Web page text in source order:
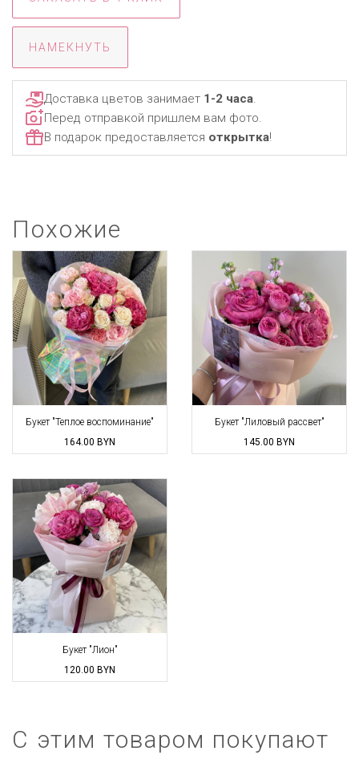
НАМЕКНУТЬ
Доставка цветов занимает 1-2 часа.
Перед отправкой пришлем вам фото.
В подарок предоставляется открытка!
Похожие
Букет "Теплое воспоминание"
164.00 BYN
Букет "Лиловый рассвет"
145.00 BYN
Букет "Лион"
120.00 BYN
С этим товаром покупают